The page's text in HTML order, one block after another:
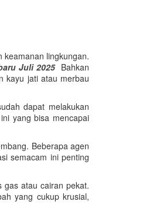
keamanan lingkungan.
Juli 2025Bahkan
kayu jati atau merbau
dapat melakukan
yang bisa mencapai
Beberapa agen
semacam ini penting
gas atau cairan pekat.
yang cukup krusial,